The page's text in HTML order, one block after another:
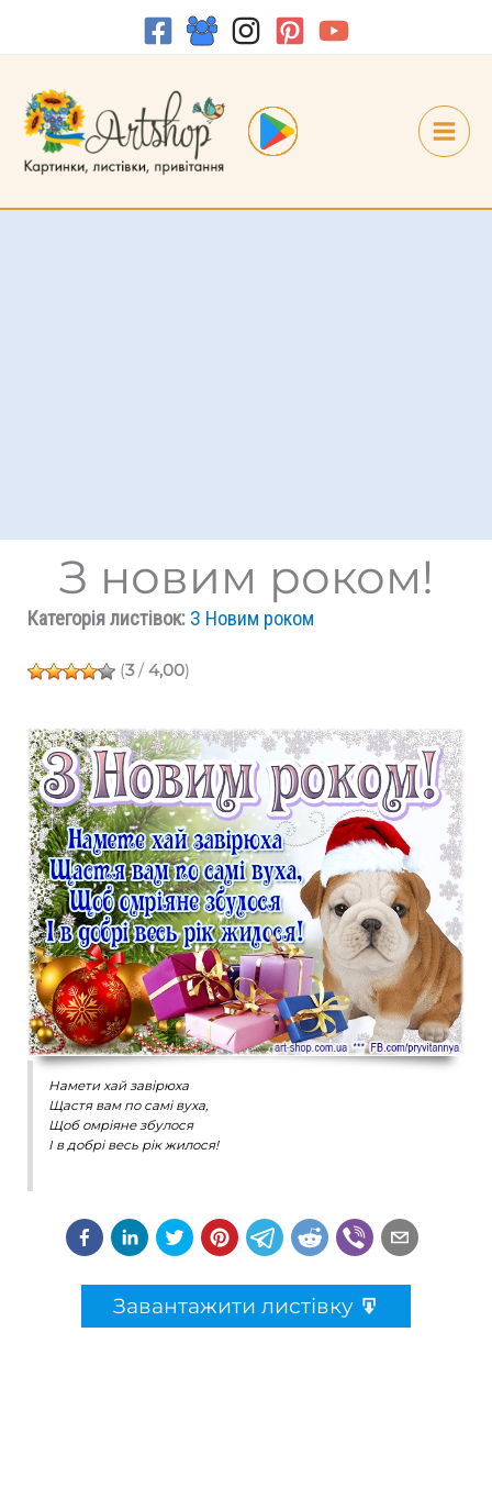
З новим роком!
Категорія листівок: З Новим роком
(3/ 4,00)
Намети хай завірюха
Щастя вам по самі вуха,
Щоб омріяне збулося
І в добрі весь рік жилося!
Завантажити листівку